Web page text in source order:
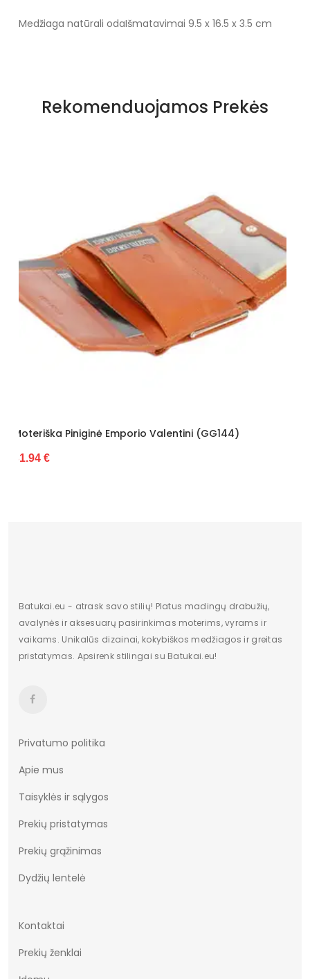
Medžiaga natūrali odaIšmatavimai 9.5 x 16.5 x 3.5 cm
Rekomenduojamos Prekės
Valentini (GG144) Moteriška Piniginė
Batukai.eu - atrask savo stilių! Platus madingų drabužių,
avalynės ir aksesuarų pasirinkimas moterims, vyrams ir
vaikams. Unikalūs dizainai, kokybiškos medžiagos ir greitas
pristatymas. Apsirenk stilingai su Batukai.eu!
Privatumo politika
Apie mus
Taisyklės ir sąlygos
Prekių pristatymas
Prekių grąžinimas
Dydžių lentelė
Kontaktai
Prekių ženklai